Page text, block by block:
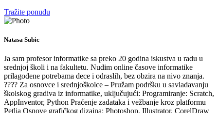
Tražite ponudu
Natasa Subic
Ja sam profesor informatike sa preko 20 godina iskustva u radu u
srednjoj školi i na fakultetu. Nudim online časove informatike
prilagođene potrebama dece i odraslih, bez obzira na nivo znanja.
???? Za osnovce i srednjoškolce – Pružam podršku u savladavanju
školskog gradiva iz informatike, uključujući: Programiranje: Scratch,
AppInventor, Python Praćenje zadataka i vežbanje kroz platformu
Petlja Osnove grafičkog dizajna: Photoshop, Illustrator, CorelDraw